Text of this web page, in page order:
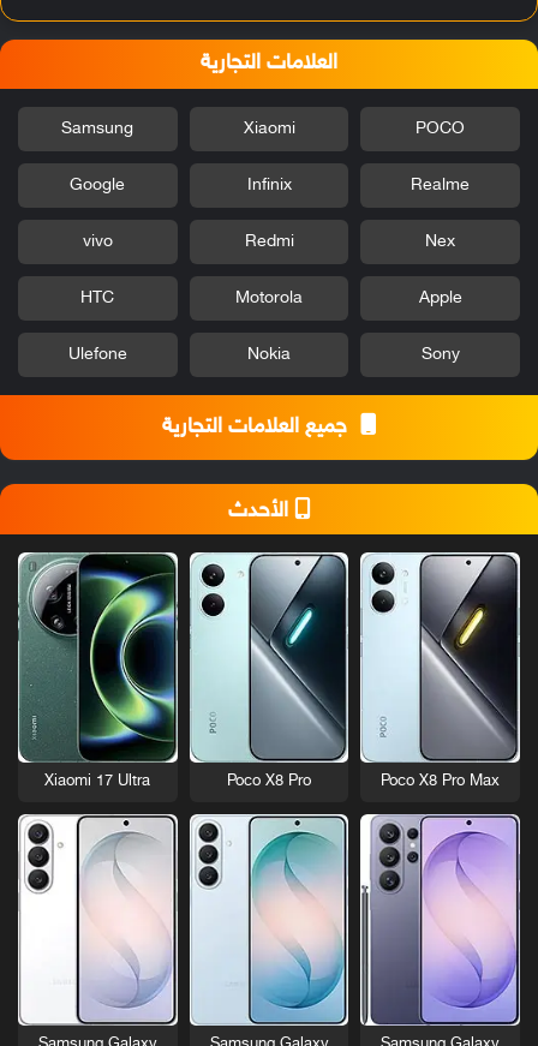
العلامات التجارية
POCO
Xiaomi
Samsung
Realme
Infinix
Google
Nex
Redmi
vivo
Apple
Motorola
HTC
Sony
Nokia
Ulefone
جميع العلامات التجارية
الأحدث
Poco X8 Pro Max
Poco X8 Pro
Xiaomi 17 Ultra